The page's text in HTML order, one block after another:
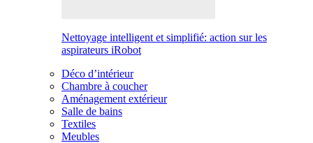
Nettoyage intelligent et simplifié: action sur les
aspirateurs iRobot
Déco d’intérieur
Chambre à coucher
Aménagement extérieur
Salle de bains
Textiles
Meubles